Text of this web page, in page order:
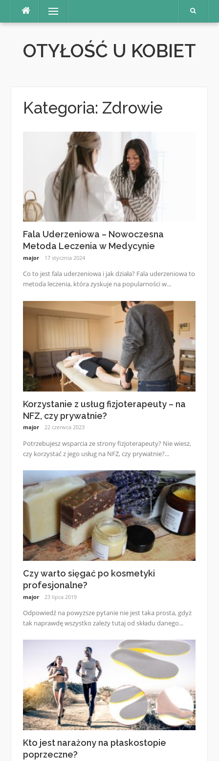
content
Menu
OTYŁOŚĆ U KOBIET
Kategoria: Zdrowie
Fala Uderzeniowa – Nowoczesna
Metoda Leczenia w Medycynie
major 17 stycznia 2024
Co to jest fala uderzeniowa i jak działa? Fala uderzeniowa to
metoda leczenia, która zyskuje na popularności w...
Korzystanie z usług fizjoterapeuty – na
NFZ, czy prywatnie?
major 22 czerwca 2023
Potrzebujesz wsparcia ze strony fizjoterapeuty? Nie wiesz,
czy korzystać z jego usług na NFZ, czy prywatnie?...
Czy warto sięgać po kosmetyki
profesjonalne?
major 23 lipca 2019
Odpowiedź na powyższe pytanie nie jest taka prosta, gdyż
tak naprawdę wszystko zależy tutaj od składu danego...
Kto jest narażony na płaskostopie
poprzeczne?